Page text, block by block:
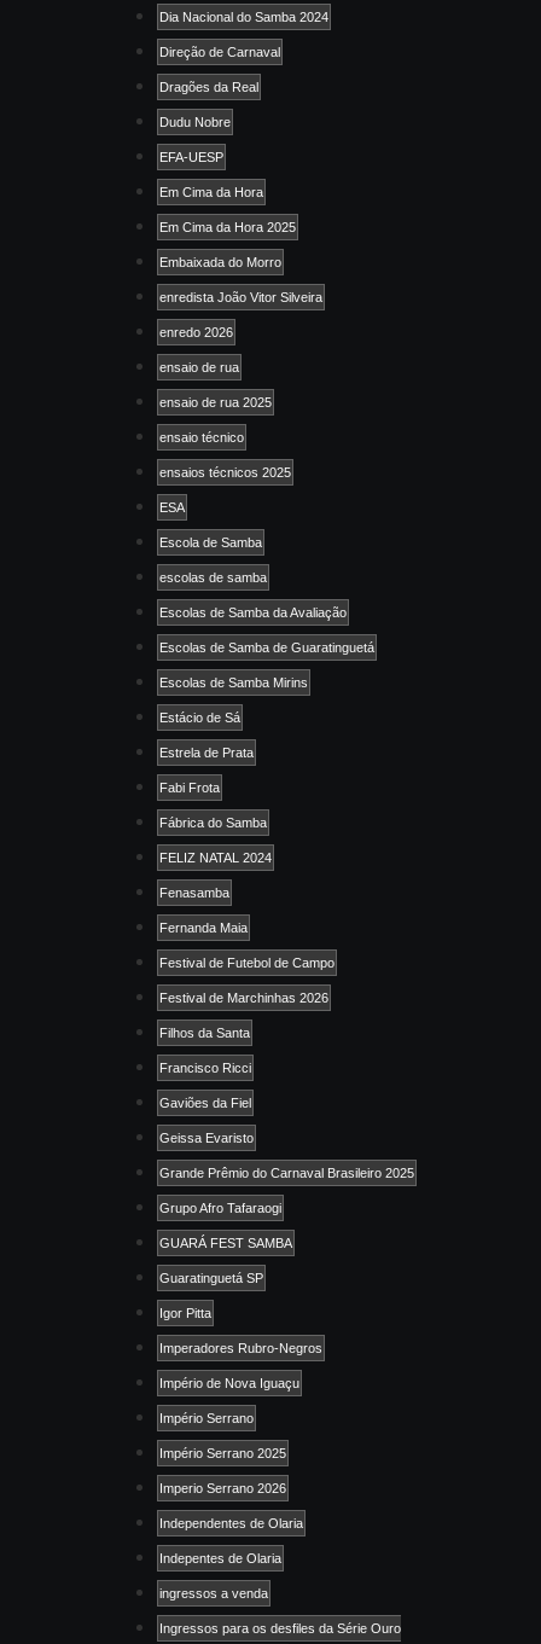
Dia Nacional do Samba 2024
Direção de Carnaval
Dragões da Real
Dudu Nobre
EFA-UESP
Em Cima da Hora
Em Cima da Hora 2025
Embaixada do Morro
enredista João Vitor Silveira
enredo 2026
ensaio de rua
ensaio de rua 2025
ensaio técnico
ensaios técnicos 2025
ESA
Escola de Samba
escolas de samba
Escolas de Samba da Avaliação
Escolas de Samba de Guaratinguetá
Escolas de Samba Mirins
Estácio de Sá
Estrela de Prata
Fabi Frota
Fábrica do Samba
FELIZ NATAL 2024
Fenasamba
Fernanda Maia
Festival de Futebol de Campo
Festival de Marchinhas 2026
Filhos da Santa
Francisco Ricci
Gaviões da Fiel
Geissa Evaristo
Grande Prêmio do Carnaval Brasileiro 2025
Grupo Afro Tafaraogi
GUARÁ FEST SAMBA
Guaratinguetá SP
Igor Pitta
Imperadores Rubro-Negros
Império de Nova Iguaçu
Império Serrano
Império Serrano 2025
Imperio Serrano 2026
Independentes de Olaria
Indepentes de Olaria
ingressos a venda
Ingressos para os desfiles da Série Ouro